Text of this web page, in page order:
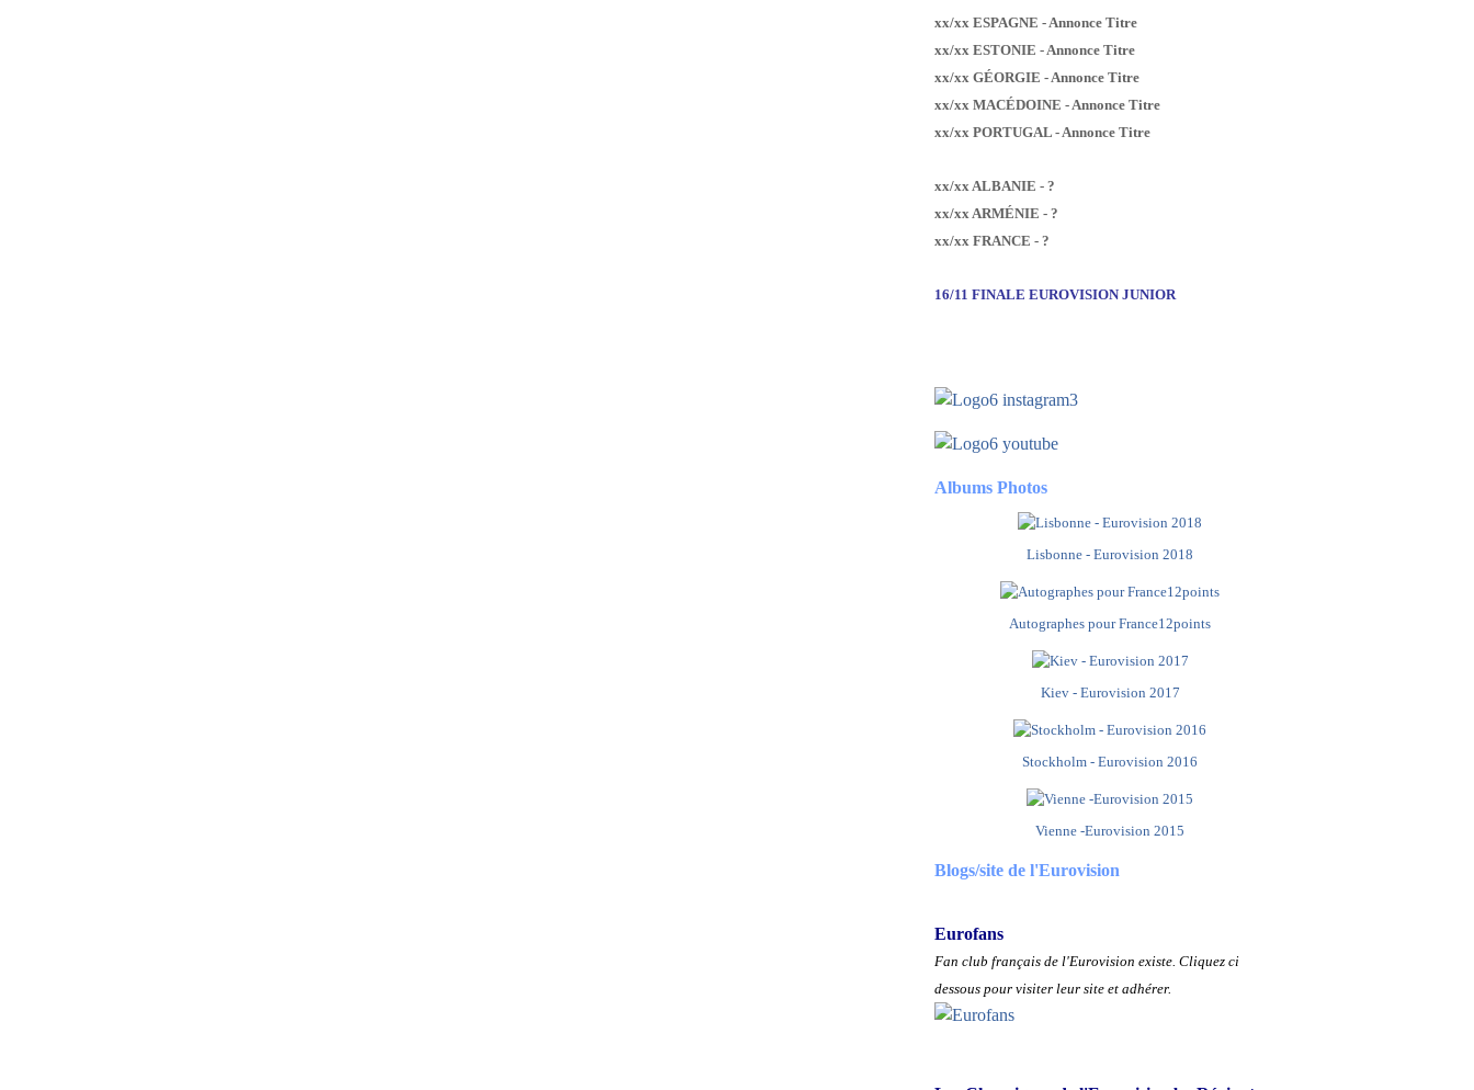
xx/xx ESPAGNE - Annonce Titre
xx/xx ESTONIE - Annonce Titre
xx/xx GÉORGIE - Annonce Titre
xx/xx MACÉDOINE - Annonce Titre
xx/xx PORTUGAL - Annonce Titre
xx/xx ALBANIE - ?
xx/xx ARMÉNIE - ?
xx/xx FRANCE - ?
16/11 FINALE EUROVISION JUNIOR
Albums Photos
Lisbonne - Eurovision 2018
Autographes pour France12points
Kiev - Eurovision 2017
Stockholm - Eurovision 2016
Vienne -Eurovision 2015
Blogs/site de l'Eurovision
Eurofans
Fan club français de l'Eurovision existe. Cliquez ci
dessous pour visiter leur site et adhérer.